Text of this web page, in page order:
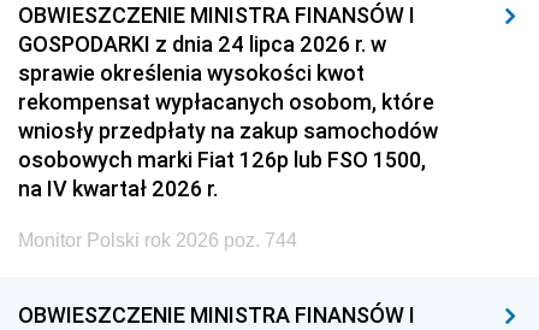
OBWIESZCZENIE MINISTRA FINANSÓW I
GOSPODARKI z dnia 24 lipca 2026 r. w
sprawie określenia wysokości kwot
rekompensat wypłacanych osobom, które
wniosły przedpłaty na zakup samochodów
osobowych marki Fiat 126p lub FSO 1500,
na IV kwartał 2026 r.
Monitor Polski rok 2026 poz. 744
OBWIESZCZENIE MINISTRA FINANSÓW I